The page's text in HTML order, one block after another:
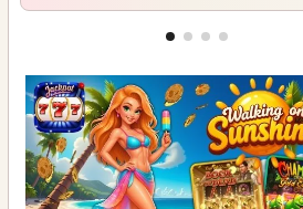
getäuscht
Lionel Messi reist mit
Trauerfeier